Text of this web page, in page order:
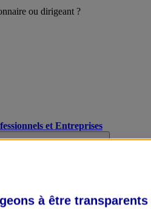
ou dirigeant ?
et Entreprises
à être